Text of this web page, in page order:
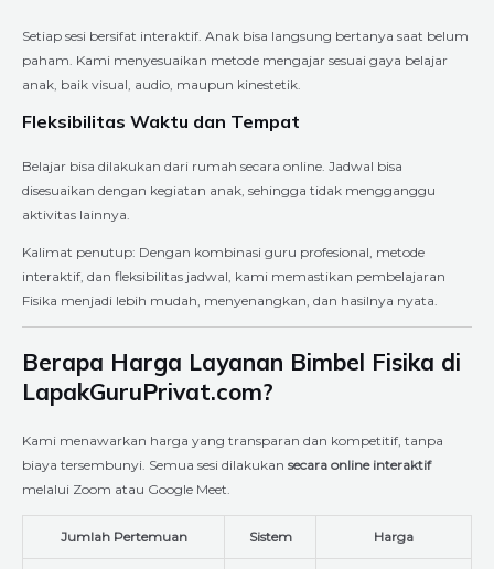
Setiap sesi bersifat interaktif. Anak bisa langsung bertanya saat belum
paham. Kami menyesuaikan metode mengajar sesuai gaya belajar
anak, baik visual, audio, maupun kinestetik.
Fleksibilitas Waktu dan Tempat
Belajar bisa dilakukan dari rumah secara online. Jadwal bisa
disesuaikan dengan kegiatan anak, sehingga tidak mengganggu
aktivitas lainnya.
Kalimat penutup: Dengan kombinasi guru profesional, metode
interaktif, dan fleksibilitas jadwal, kami memastikan pembelajaran
Fisika menjadi lebih mudah, menyenangkan, dan hasilnya nyata.
Berapa Harga Layanan Bimbel Fisika di
LapakGuruPrivat.com?
Kami menawarkan harga yang transparan dan kompetitif, tanpa
biaya tersembunyi. Semua sesi dilakukan secara online interaktif
melalui Zoom atau Google Meet.
Jumlah Pertemuan Sistem Harga